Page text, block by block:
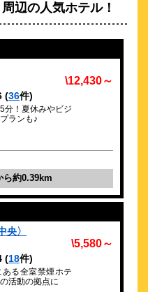
km
テル
km
禁煙）！
件)
辺の人気ホテル！
\12,430～
(36件)
分！夏休みやビジ
ランも♪
ら約0.39km
〉
\5,580～
(18件)
る全室禁煙ホテ
活動の拠点に